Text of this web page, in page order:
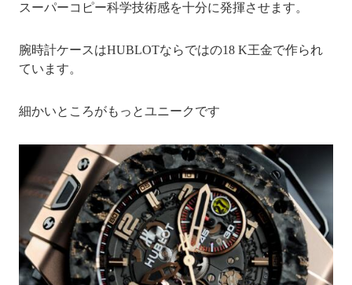
スーパーコピー科学技術感を十分に発揮させます。
腕時計ケースはHUBLOTならではの18 K王金で作られ
ています。
細かいところがもっとユニークです